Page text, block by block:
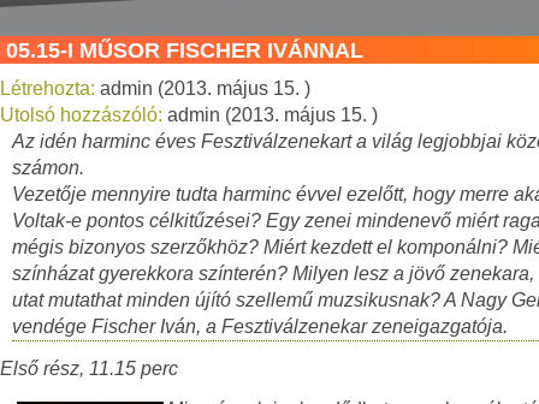
05.15-I MŰSOR FISCHER IVÁNNAL
Létrehozta: admin (2013. május 15. )
Utolsó hozzászóló: admin (2013. május 15. )
Az idén harminc éves Fesztiválzenekart a világ legjobbjai
számon.
Vezetője mennyire tudta harminc évvel ezelőtt, hogy merre
Voltak-e pontos célkitűzései? Egy zenei mindenevő miért
mégis bizonyos szerzőkhöz? Miért kezdett el komponálni?
színházat gyerekkora színterén? Milyen lesz a jövő zenekara,
utat mutathat minden újító szellemű muzsikusnak? A Nagy
vendége Fischer Iván, a Fesztiválzenekar zeneigazgatója.
Első rész, 11.15 perc